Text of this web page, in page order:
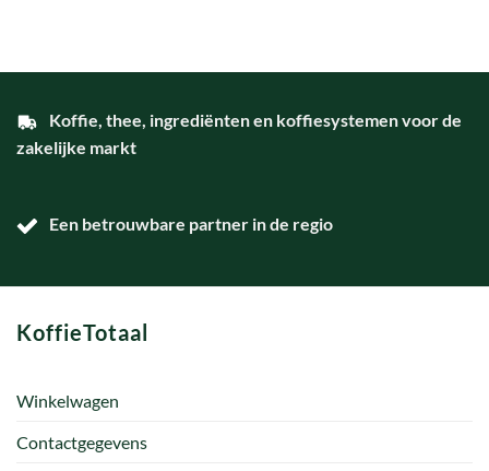
Koffie, thee, ingrediënten en koffiesystemen voor de
zakelijke markt
Een betrouwbare partner in de regio
KoffieTotaal
Winkelwagen
Contactgegevens